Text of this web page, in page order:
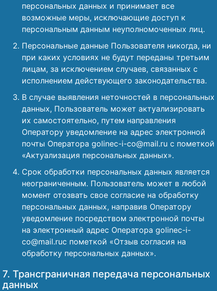
персональных данных и принимает все
возможные меры, исключающие доступ к
персональным данным неуполномоченных лиц.
Персональные данные Пользователя никогда, ни
при каких условиях не будут переданы третьим
лицам, за исключением случаев, связанных с
исполнением действующего законодательства.
В случае выявления неточностей в персональных
данных, Пользователь может актуализировать
их самостоятельно, путем направления
Оператору уведомление на адрес электронной
почты Оператора golinec-i-co@mail.ru с пометкой
«Актуализация персональных данных».
Срок обработки персональных данных является
неограниченным. Пользователь может в любой
момент отозвать свое согласие на обработку
персональных данных, направив Оператору
уведомление посредством электронной почты
на электронный адрес Оператора golinec-i-
co@mail.ruс пометкой «Отзыв согласия на
обработку персональных данных».
7. Трансграничная передача персональных
данных